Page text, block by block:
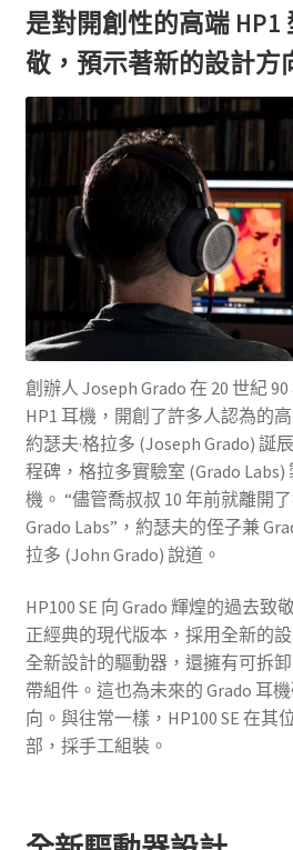
是對開創性的高端 HP1
敬，預示著新的設計方
創辦人 Joseph Grado 在 20 世紀
HP1 耳機，開創了許多人認為的
約瑟夫·格拉多 (Joseph Grado) 誕
程碑，格拉多實驗室 (Grado
機。 “儘管喬叔叔 10 年前就離開
Grado Labs”，約瑟夫的侄子兼
拉多 (John Grado) 說道。
HP100 SE 向 Grado 輝煌的過去致
正經典的現代版本，採用全新的設
全新設計的驅動器，還擁有可拆
帶組件。這也為未來的 Grado 耳
向。與往常一樣，HP100 SE 在其
部，採手工組裝。